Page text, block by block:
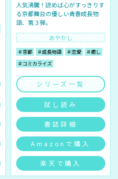
人気沸騰！読めば心がすっきりす
る京都舞台の優しい青春成長物
語、第３弾。
あやかし
＃京都 ＃成長物語 ＃恋愛
＃癒し
＃コミカライズ
シリーズ一覧
試し読み
書誌詳細
Amazonで購入
楽天で購入